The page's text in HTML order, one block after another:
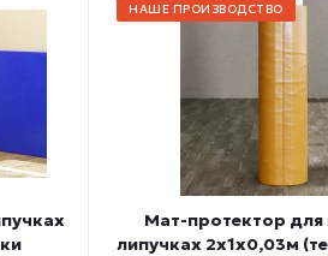
НАШЕ ПРОИЗВОДСТВО
Мат-протектор для
липучках 2х1х0,03м